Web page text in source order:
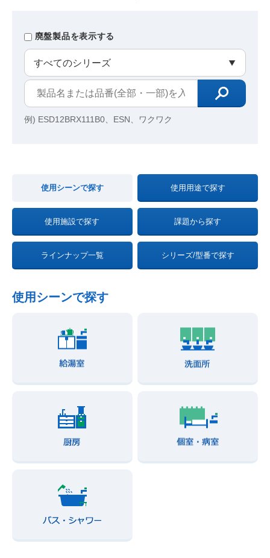
廃盤製品を表示する
例) ESD12BRX111B0、ESN、ワクワク
使用シーンで探す 使用用途で探す
使用施設で探す 課題から探す
ラインナップ一覧 シリーズ/型番で探す
使用シーンで探す